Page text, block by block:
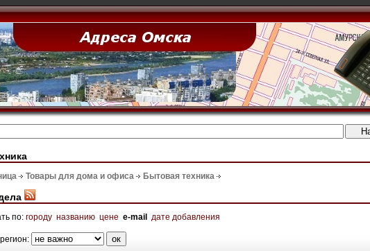
Товары для дома и офиса Бытовая техника
по: городу названию цене e-mail дате добавления